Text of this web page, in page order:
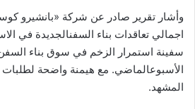
وأشار تقرير صادر عن شركة «بانشيرو
اجمالي تعاقدات بناء السفنالجديدة في
سفينة استمرار الزخم في سوق بناء
الأسبوعالماضي. مع هيمنة واضحة لطلبات
المشهد.